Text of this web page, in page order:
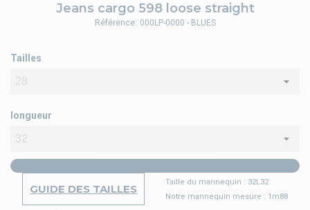
Jeans cargo 598 loose straight
Tailles
longueur
GUIDE DES TAILLES
Taille du mannequin : 32L32
Notre mannequin mesure : 1m88
Référence: 000LP-0000 - BLUES